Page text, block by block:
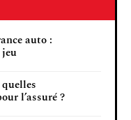
auto :
l’assuré ?